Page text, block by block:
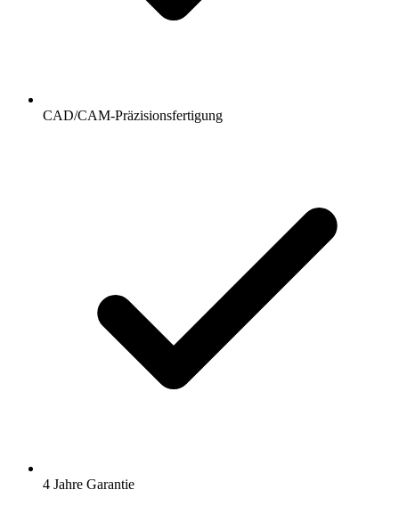
CAD/CAM-Präzisionsfertigung
4 Jahre Garantie